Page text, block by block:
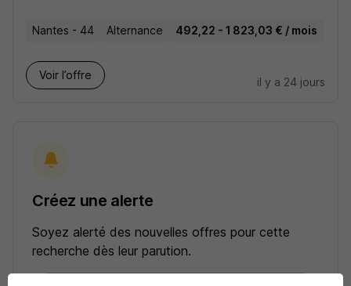
Nantes - 44 Alternance 492,22 - 1 823,03 € / mois
Voir l’offre
il y a 24 jours
Créez une alerte
Soyez alerté des nouvelles offres pour cette
recherche dès leur parution.